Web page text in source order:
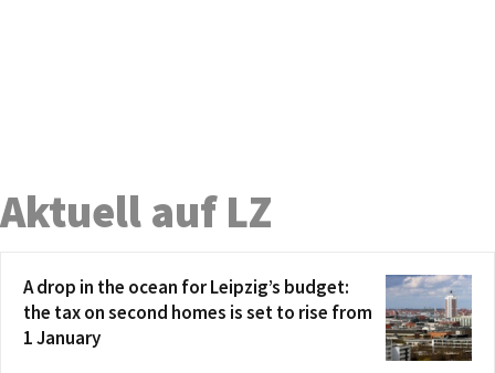
Aktuell auf LZ
A drop in the ocean for Leipzig’s budget:
the tax on second homes is set to rise from
1 January